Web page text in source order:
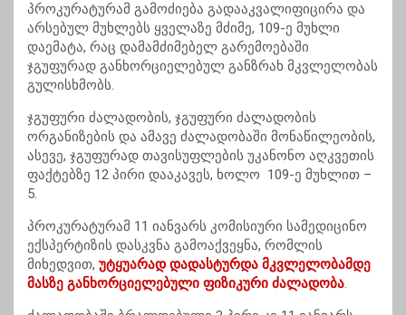
პროკურატურამ გამოძიება გადააკვალიფიცირა და
არსებულ მუხლებს ყველაზე მძიმე, 109-ე მუხლი
დაემატა, რაც დამამძიმებელ გარემოებაში
ჯგუფურად განხორციელებულ განზრახ მკვლელობას
გულისხმობს.
ჯგუფური ძალადობის, ჯგუფური ძალადობის
ორგანიზების და ამავე ძალადობაში მონაწილეობის,
ასევე, ჯგუფურად თავისუფლების უკანონო აღკვეთის
ფაქტებზე 12 პირი დააკავეს, ხოლო 109-ე მუხლით –
5.
პროკურატურამ 11 იანვარს კომისიური სამედიცინო
ექსპერტიზის დასკვნა გამოაქვეყნა, რომლის
მიხედვით, უტყუარად დადასტურდა მკვლელობამდე
მასზე განხორციელებული ფიზიკური ძალადობა.